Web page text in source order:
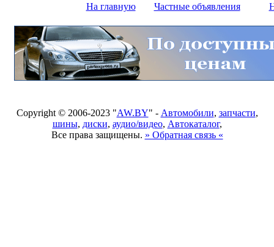
На главную Частные объявления
Copyright © 2006-2023 "AW.BY" - Автомобили, запчасти,
шины, диски, аудио/видео, Автокаталог,
Все права защищены. » Обратная связь «